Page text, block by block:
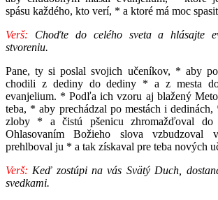
spásu každého, kto verí, * a ktoré má moc
Verš:
Choďte do celého sveta a hlásajte
stvoreniu.
Pane, ty si poslal svojich učeníkov, * aby
chodili z dediny do dediny * a z mesta
evanjelium. * Podľa ich vzoru aj blažený
teba, * aby prechádzal po mestách i
zloby * a čistú pšenicu zhromažďoval do
Ohlasovaním Božieho slova
prehlboval ju * a tak získaval pre teba nových
Verš: Keď zostúpi na vás Svätý Duch,
svedkami.